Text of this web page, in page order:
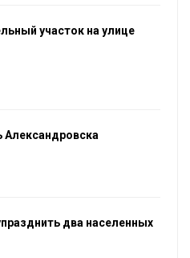
участок на улице
Александровска
два населенных